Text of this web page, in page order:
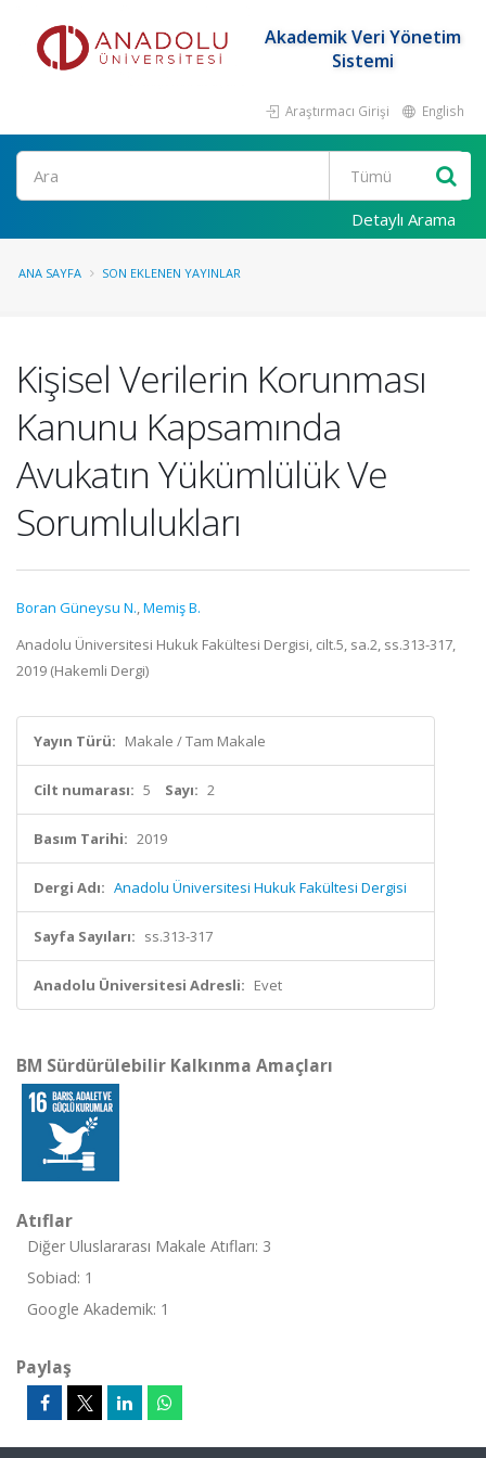
Akademik Veri Yönetim
Sistemi
Araştırmacı Girişi English
Ara
Detaylı Arama
ANA SAYFA SON EKLENEN YAYINLAR
Kişisel Verilerin Korunması
Kanunu Kapsamında
Avukatın Yükümlülük Ve
Sorumlulukları
Boran Güneysu N.,Memiş B.
Anadolu Üniversitesi Hukuk Fakültesi Dergisi, cilt.5, sa.2, ss.313-317,
2019 (Hakemli Dergi)
Yayın Türü: Makale / Tam Makale
Cilt numarası: 5 Sayı: 2
Basım Tarihi: 2019
Dergi Adı: Anadolu Üniversitesi Hukuk Fakültesi Dergisi
Sayfa Sayıları: ss.313-317
Anadolu Üniversitesi Adresli: Evet
BM Sürdürülebilir Kalkınma Amaçları
Atıflar
Diğer Uluslararası Makale Atıfları: 3
Sobiad: 1
Google Akademik: 1
Paylaş